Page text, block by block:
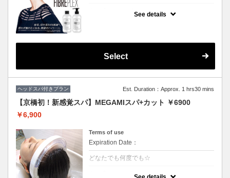
See details
Select
ヘッドスパ付きプラン Est. Duration：Approx. 1 hrs30 mins
【京橋初！新感覚スパ】MEGAMIスパ+カット ￥6900
￥6,900
Terms of use
Expiration Date：
どなたでも何度でも☆